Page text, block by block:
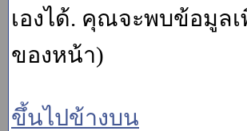
เองได้. คุณจะพบข้อมูลเ
ของหน้า)
ขึ้นไปข้างบน